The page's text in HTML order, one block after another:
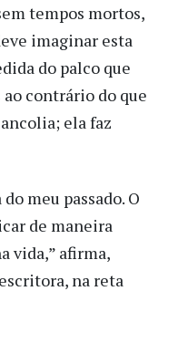
tempos mortos,
imaginar esta
do palco que
contrário do que
ela faz
meu passado. O
de maneira
vida,” afirma,
na reta